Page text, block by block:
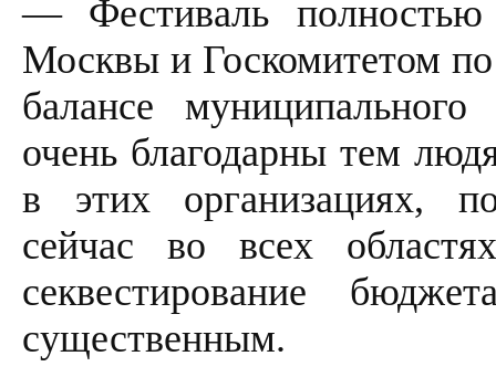
— Фестиваль полностью
Москвы и Госкомитетом
балансе
очень благодарны тем
в этих организациях,
сейчас во всех
секвестирование
существенным.